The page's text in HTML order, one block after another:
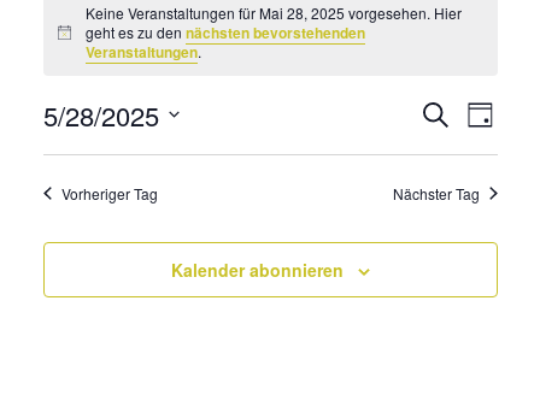
für
Mai
28,
2025
Hinweis
Keine Veranstaltungen für Mai 28, 2025 vorgesehen. Hier
geht es zu den nächsten bevorstehenden
Veranstaltungen.
Suche
und
SucheTag
5/28/2025
Vorheriger Tag Nächster Tag
Kalender abonnieren